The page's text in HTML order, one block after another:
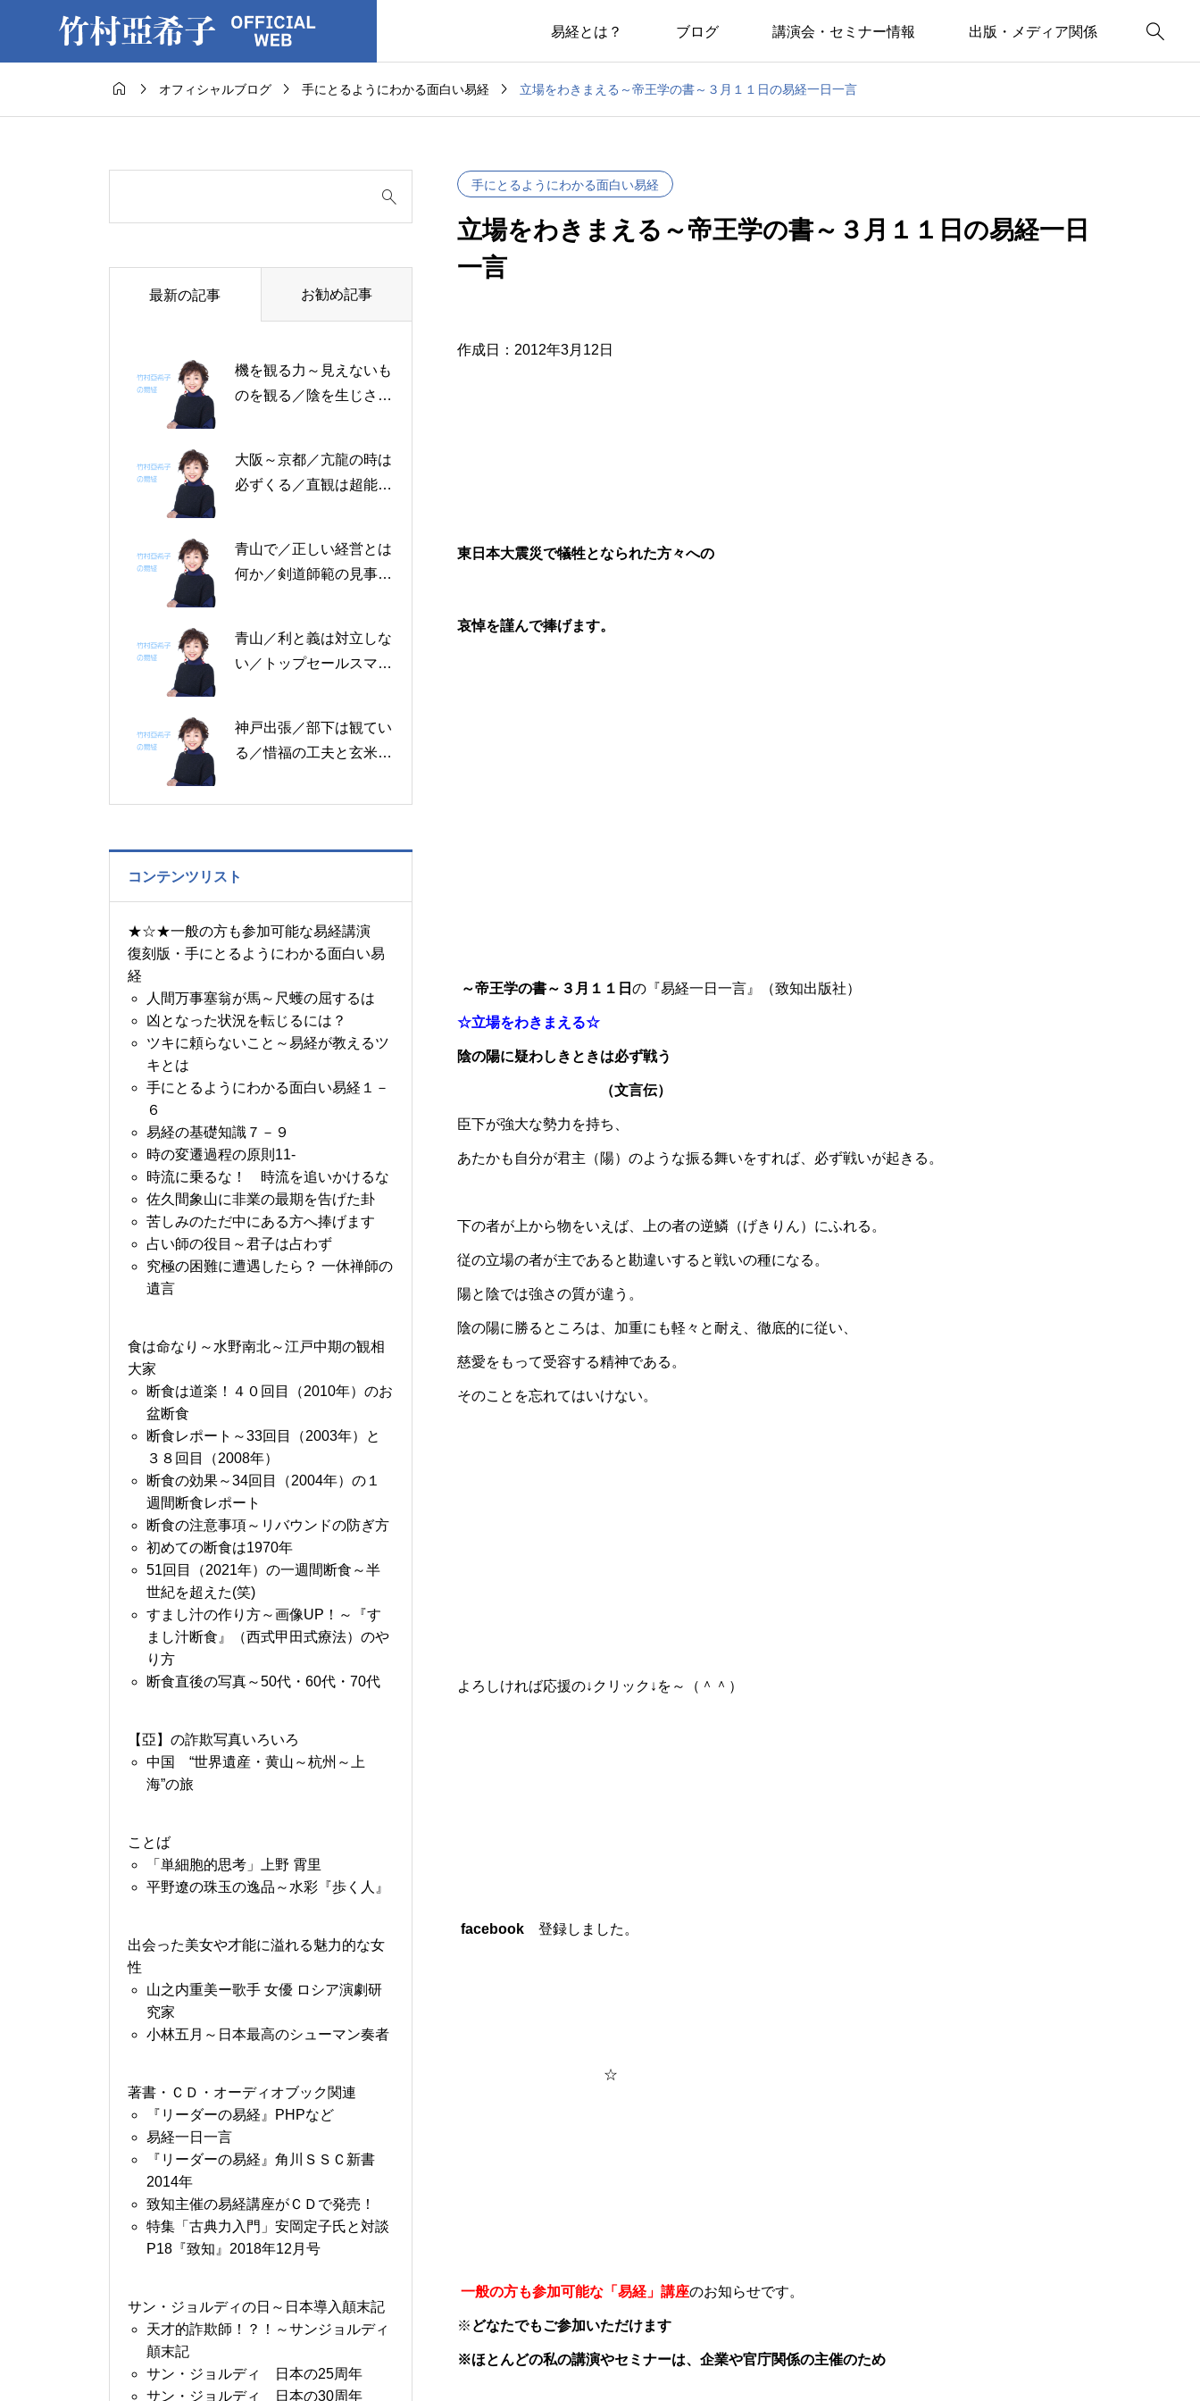
易経とは？ ブログ 講演会・セミナー情報 出版・メディア関係 
  オフィシャルブログ  手にとるようにわかる面白い易経  立場をわきまえる～帝王学の書～３月１１日の易経一日一言
手にとるようにわかる面白い易経
立場をわきまえる～帝王学の書～３月１１日の易経一日
一言
作成日：2012年3月12日
東日本大震災で犠牲となられた方々への
哀悼を謹んで捧げます。
～帝王学の書～３月１１日 の『易経一日一言』（致知出版社）
☆立場をわきまえる☆
陰の陽に疑わしきときは必ず戦う
（文言伝）
臣下が強大な勢力を持ち、
あたかも自分が君主（陽）のような振る舞いをすれば、必ず戦いが起きる。
下の者が上から物をいえば、上の者の逆鱗（げきりん）にふれる。
従の立場の者が主であると勘違いすると戦いの種になる。
陽と陰では強さの質が違う。
陰の陽に勝るところは、加重にも軽々と耐え、徹底的に従い、
慈愛をもって受容する精神である。
そのことを忘れてはいけない。
よろしければ応援の↓クリック↓を～（＾＾）
facebook 登録しました。
☆
一般の方も参加可能な「易経」講座のお知らせです。
※ どなたでもご参加いただけます
※ほとんどの私の講演やセミナーは、企業や官庁関係の主催のため
最新の記事 お勧め記事
機を観る力～見えないも
のを観る／陰を生じさせ
月4日～2月8日の5日分
の易経一日一言
大阪～京都／亢龍の時は
必ずくる／直観は超能力
月3日の5日分の易経一日
一言
青山で／正しい経営とは
何か／剣道師範の見事な
日の5日分の易経一日一
言
青山／利と義は対立しな
い／トップセールスマン
の書～1月19日～24日の
6日分の易経一日一言
神戸出張／部下は観てい
る／惜福の工夫と玄米食
の書～1月14日～18日の
コンテンツリスト
★☆★一般の方も参加可能な易経講演
復刻版・手にとるようにわかる面白い易
経
人間万事塞翁が馬～尺蠖の屈するは
凶となった状況を転じるには？
ツキに頼らないこと～易経が教えるツ
キとは
手にとるようにわかる面白い易経１－
６
易経の基礎知識７－９
時の変遷過程の原則11-
時流に乗るな！ 時流を追いかけるな
佐久間象山に非業の最期を告げた卦
苦しみのただ中にある方へ捧げます
占い師の役目～君子は占わず
究極の困難に遭遇したら？ 一休禅師の
遺言
食は命なり～水野南北～江戸中期の観相
大家
断食は道楽！４０回目（2010年）のお
盆断食
断食レポート～33回目（2003年）と
３８回目（2008年）
断食の効果～34回目（2004年）の１
週間断食レポート
断食の注意事項～リバウンドの防ぎ方
初めての断食は1970年
51回目（2021年）の一週間断食～半
世紀を超えた(笑)
すまし汁の作り方～画像UP！～『す
まし汁断食』（西式甲田式療法）のや
り方
断食直後の写真～50代・60代・70代
【亞】の詐欺写真いろいろ
中国 “世界遺産・黄山～杭州～上
海”の旅
ことば
「単細胞的思考」上野 霄里
平野遼の珠玉の逸品～水彩『歩く人』
出会った美女や才能に溢れる魅力的な女
性
山之内重美ー歌手 女優 ロシア演劇研
究家
小林五月～日本最高のシューマン奏者
著書・ＣＤ・オーディオブック関連
『リーダーの易経』PHPなど
易経一日一言
『リーダーの易経』角川ＳＳＣ新書
2014年
致知主催の易経講座がＣＤで発売！
特集「古典力入門」安岡定子氏と対談
P18『致知』2018年12月号
サン・ジョルディの日～日本導入顛末記
天才的詐欺師！？！～サンジョルディ
顛末記
サン・ジョルディ 日本の25周年
サン・ジョルディ 日本の30周年